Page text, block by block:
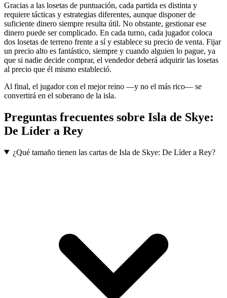
Gracias a las losetas de puntuación, cada partida es distinta y
requiere tácticas y estrategias diferentes, aunque disponer de
suficiente dinero siempre resulta útil. No obstante, gestionar ese
dinero puede ser complicado. En cada turno, cada jugador coloca
dos losetas de terreno frente a sí y establece su precio de venta. Fijar
un precio alto es fantástico, siempre y cuando alguien lo pague, ya
que si nadie decide comprar, el vendedor deberá adquirir las losetas
al precio que él mismo estableció.
Al final, el jugador con el mejor reino —y no el más rico— se
convertirá en el soberano de la isla.
Preguntas frecuentes sobre Isla de Skye:
De Líder a Rey
¿Qué tamaño tienen las cartas de Isla de Skye: De Líder a Rey?